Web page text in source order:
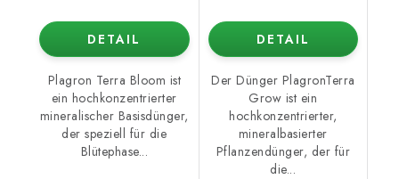
DETAIL
Plagron Terra Bloom ist
ein hochkonzentrierter
mineralischer Basisdünger,
der speziell für die
Blütephase...
DETAIL
Der Dünger PlagronTerra
Grow ist ein
hochkonzentrierter,
mineralbasierter
Pflanzendünger, der für
die...